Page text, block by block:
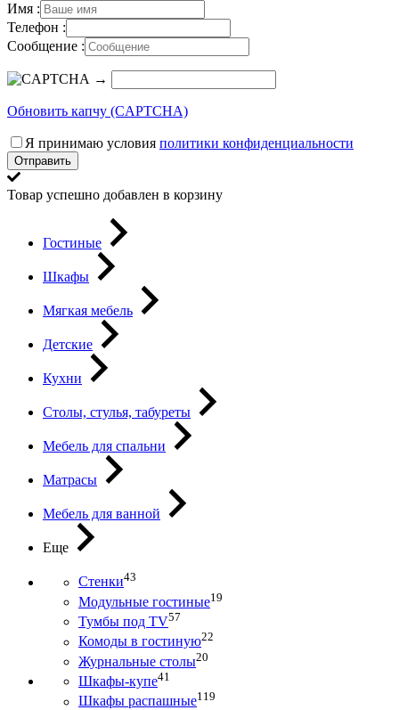
Имя :
Телефон :
Сообщение :
→
Обновить капчу (CAPTCHA)
Я принимаю условия политики конфиденциальности
Отправить
Товар успешно добавлен в корзину
Гостиные
Шкафы
Мягкая мебель
Детские
Кухни
Столы, стулья, табуреты
Мебель для спальни
Матрасы
Мебель для ванной
Еще
Стенки43
Модульные гостиные19
Тумбы под ТV57
Комоды в гостиную22
Журнальные столы20
Шкафы-купе41
Шкафы распашные119